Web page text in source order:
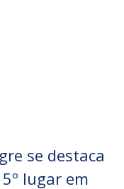
se destaca
lugar em